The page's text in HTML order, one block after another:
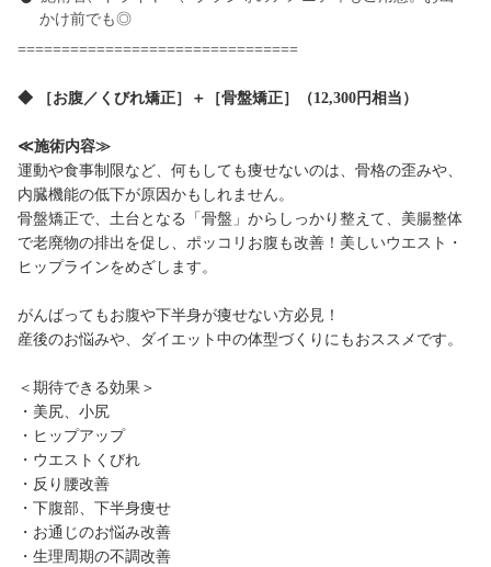
かけ前でも◎
================================
◆ ［お腹／くびれ矯正］＋［骨盤矯正］（12,300円相当）
≪施術内容≫
運動や食事制限など、何もしても痩せないのは、骨格の歪みや、
内臓機能の低下が原因かもしれません。
骨盤矯正で、土台となる「骨盤」からしっかり整えて、美腸整体
で老廃物の排出を促し、ポッコリお腹も改善！美しいウエスト・
ヒップラインをめざします。
がんばってもお腹や下半身が痩せない方必見！
産後のお悩みや、ダイエット中の体型づくりにもおススメです。
＜期待できる効果＞
・美尻、小尻
・ヒップアップ
・ウエストくびれ
・反り腰改善
・下腹部、下半身痩せ
・お通じのお悩み改善
・生理周期の不調改善